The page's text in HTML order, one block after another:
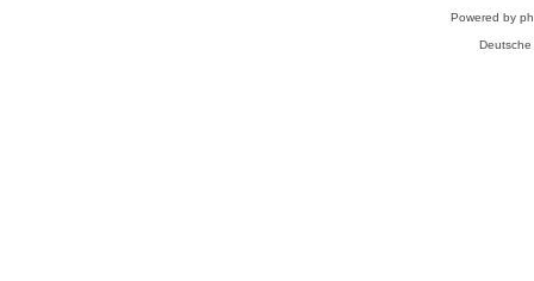
Powered by